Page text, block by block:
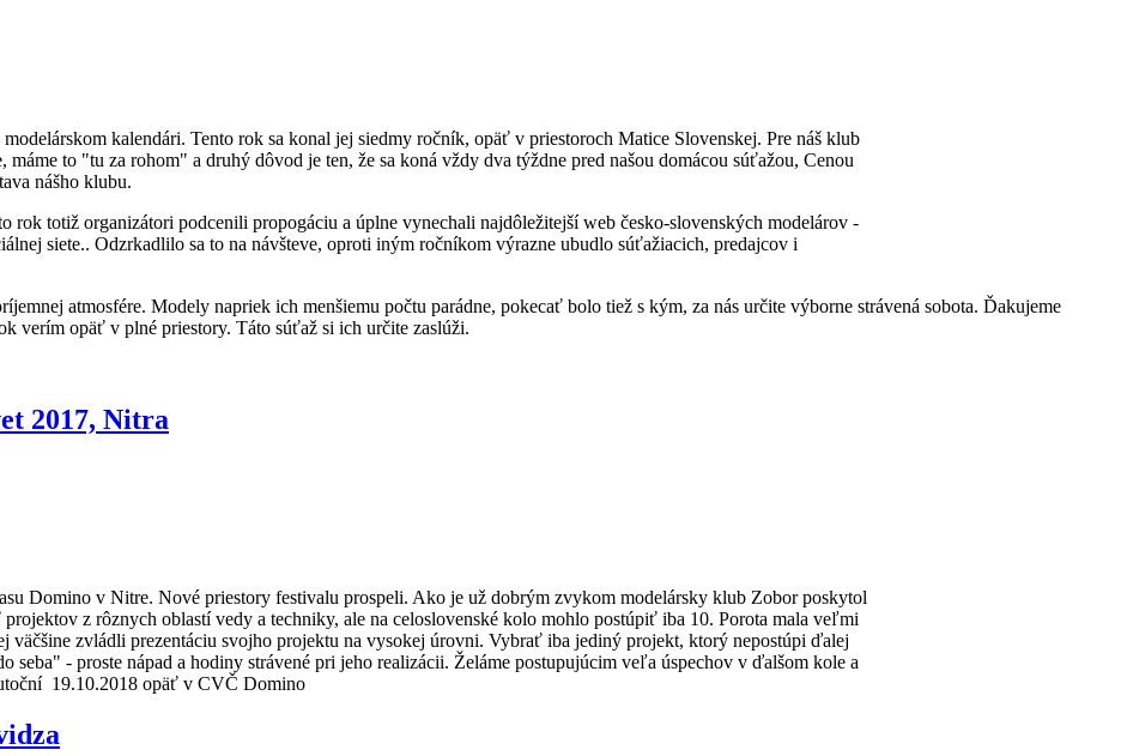
kalendári. Tento rok sa konal jej siedmy ročník, opäť v priestoroch Matice Slovenskej. Pre náš klub
to "tu za rohom" a druhý dôvod je ten, že sa koná vždy dva týždne pred našou domácou súťažou, Cenou
nášho klubu.
rok totiž organizátori podcenili propogáciu a úplne vynechali najdôležitejší web česko-slovenských modelárov -
siete.. Odzrkadlilo sa to na návšteve, oproti iným ročníkom výrazne ubudlo súťažiacich, predajcov i
atmosfére. Modely napriek ich menšiemu počtu parádne, pokecať bolo tiež s kým, za nás určite výborne strávená sobota. Ďakujeme
verím opäť v plné priestory. Táto súťaž si ich určite zaslúži.
2017, Nitra
Domino v Nitre. Nové priestory festivalu prospeli. Ako je už dobrým zvykom modelársky klub Zobor poskytol
z rôznych oblastí vedy a techniky, ale na celoslovenské kolo mohlo postúpiť iba 10. Porota mala veľmi
zvládli prezentáciu svojho projektu na vysokej úrovni. Vybrať iba jediný projekt, ktorý nepostúpi ďalej
- proste nápad a hodiny strávené pri jeho realizácii. Želáme postupujúcim veľa úspechov v ďalšom kole a
19.10.2018 opäť v CVČ Domino